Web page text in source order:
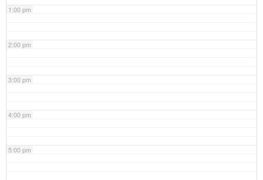
1:00 pm
2:00 pm
3:00 pm
4:00 pm
5:00 pm